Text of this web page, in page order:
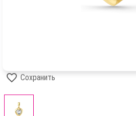
Сохранить